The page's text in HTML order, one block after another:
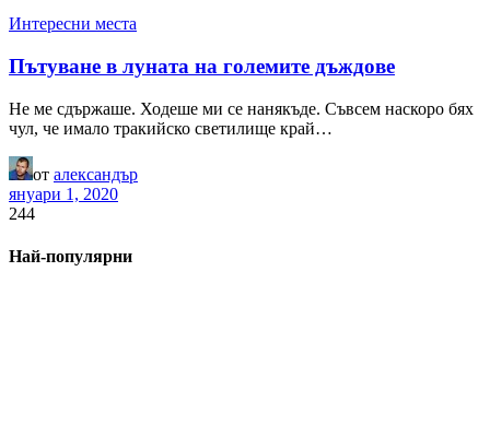
Интересни места
Пътуване в луната на големите дъждове
Не ме сдържаше. Ходеше ми се нанякъде. Съвсем наскоро бях
чул, че имало тракийско светилище край…
от александър
януари 1, 2020
244
Най-популярни